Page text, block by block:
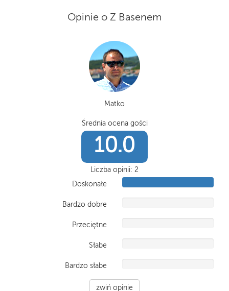
Opinie o Z Basenem
Matko
Średnia ocena gości
10.0
Liczba opinii: 2
Doskonałe
Bardzo dobre
Przeciętne
Słabe
Bardzo słabe
zwiń opinie